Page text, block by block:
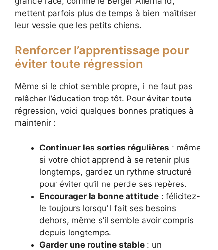
mettent parfois plus de temps à bien maîtriser
leur vessie que les petits chiens.
Renforcer l’apprentissage pour
éviter toute régression
Même si le chiot semble propre, il ne faut pas
relâcher l’éducation trop tôt. Pour éviter toute
régression, voici quelques bonnes pratiques à
maintenir :
Continuer les sorties régulières : même
si votre chiot apprend à se retenir plus
longtemps, gardez un rythme structuré
pour éviter qu’il ne perde ses repères.
Encourager la bonne attitude : félicitez-
le toujours lorsqu’il fait ses besoins
dehors, même s’il semble avoir compris
depuis longtemps.
Garder une routine stable : un